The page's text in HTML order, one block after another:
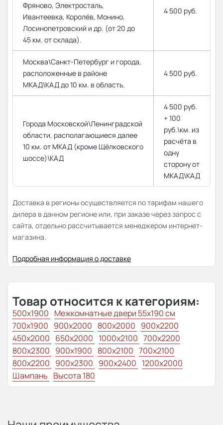
Фряново, Электросталь,
Ивантеевка, Королёв, Монино,
Лосинопетровский и др. (от 20 до
45 км. от склада).
4 500 руб.
Москва\Санкт-Петербург и города,
расположенные в районе
МКАД\КАД до 10 км. в область.
4 500 руб.
Города Московской\Ленинградской
области, располагающиеся далее
10 км. от МКАД (кроме Щёлковского
шоссе)\КАД
4 500 руб.
+ 100
руб.\км. из
расчёта в
одну
сторону от
МКАД\КАД
Доставка в регионы осуществляется по тарифам нашего
дилера в данном регионе или, при заказе через запрос с
сайта, отдельно рассчитывается менеджером интернет-
магазина.
Подробная информация о доставке
Товар относится к категориям:
500x1900 Межкомнатные двери 55х190 см
700x1900 900x2000 800x2000 900x2200
450x2000 650x2000 1000x2100 700x2200
800x2300 900x1900 800x2100 700x2100
800x2200 900x2300 900x2400 1200x2000
Шампань Высота 180